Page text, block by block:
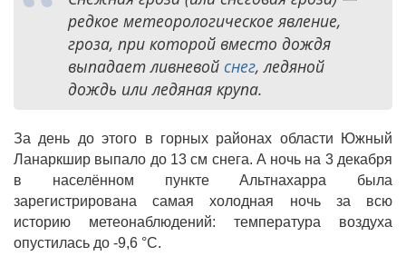
редкое метеорологическое явление,
гроза, при которой вместо дождя
выпадает ливневой снег, ледяной
дождь или ледяная крупа.
За день до этого в горных районах области Южный
Ланаркшир выпало до 13 см снега. А ночь на 3 декабря
в населённом пункте Альтнахарра была
зарегистрирована самая холодная ночь за всю
историю метеонаблюдений: температура воздуха
опустилась до -9,6 °C.